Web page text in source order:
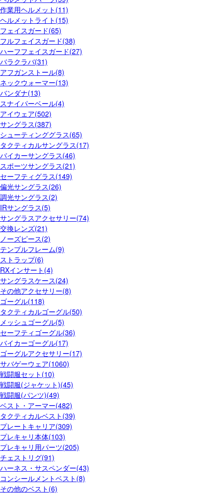
作業用ヘルメット(11)
ヘルメットライト(15)
フェイスガード(65)
フルフェイスガード(38)
ハーフフェイスガード(27)
バラクラバ(31)
アフガンストール(8)
ネックウォーマー(13)
バンダナ(13)
スナイパーベール(4)
アイウェア(502)
サングラス(387)
シューティンググラス(65)
タクティカルサングラス(17)
バイカーサングラス(46)
スポーツサングラス(21)
セーフティグラス(149)
偏光サングラス(26)
調光サングラス(2)
IRサングラス(5)
サングラスアクセサリー(74)
交換レンズ(21)
ノーズピース(2)
テンプルフレーム(9)
ストラップ(6)
RXインサート(4)
サングラスケース(24)
その他アクセサリー(8)
ゴーグル(118)
タクティカルゴーグル(50)
メッシュゴーグル(5)
セーフティゴーグル(36)
バイカーゴーグル(17)
ゴーグルアクセサリー(17)
サバゲーウェア(1060)
戦闘服セット(10)
戦闘服(ジャケット)(45)
戦闘服(パンツ)(49)
ベスト・アーマー(482)
タクティカルベスト(39)
プレートキャリア(309)
プレキャリ本体(103)
プレキャリ用パーツ(205)
チェストリグ(91)
ハーネス・サスペンダー(43)
コンシールメントベスト(8)
その他のベスト(6)